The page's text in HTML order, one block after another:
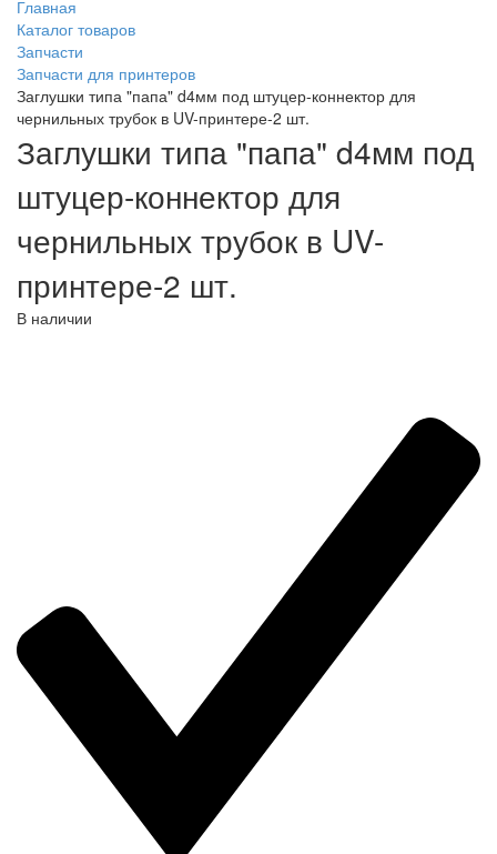
Главная
Каталог товаров
Запчасти
Запчасти для принтеров
Заглушки типа "папа" d4мм под штуцер-коннектор для
чернильных трубок в UV-принтере-2 шт.
Заглушки типа "папа" d4мм под
штуцер-коннектор для
чернильных трубок в UV-
принтере-2 шт.
В наличии